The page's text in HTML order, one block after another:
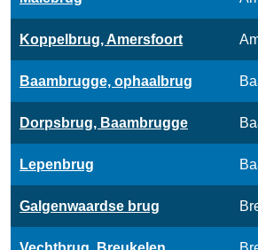
Koppelbrug, Amersfoort
Baambrugge, ophaalbrug
Dorpsbrug, Baambrugge
Lepenbrug
Galgenwaardse brug